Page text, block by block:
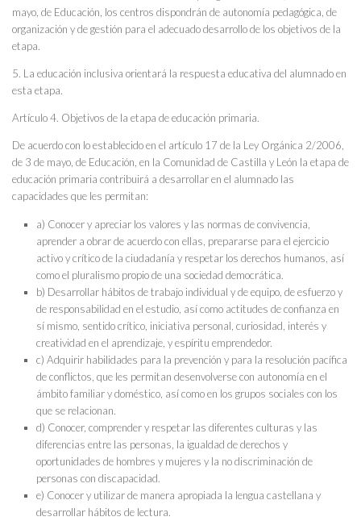
mayo, de Educación, los centros dispondrán de autonomía pedagógica, de
organización y de gestión para el adecuado desarrollo de los objetivos de la
etapa.
5. La educación inclusiva orientará la respuesta educativa del alumnado en
esta etapa.
Artículo 4. Objetivos de la etapa de educación primaria.
De acuerdo con lo establecido en el artículo 17 de la Ley Orgánica 2/2006,
de 3 de mayo, de Educación, en la Comunidad de Castilla y León la etapa de
educación primaria contribuirá a desarrollar en el alumnado las
capacidades que les permitan:
a) Conocer y apreciar los valores y las normas de convivencia,
aprender a obrar de acuerdo con ellas, prepararse para el ejercicio
activo y crítico de la ciudadanía y respetar los derechos humanos, así
como el pluralismo propio de una sociedad democrática.
b) Desarrollar hábitos de trabajo individual y de equipo, de esfuerzo y
de responsabilidad en el estudio, así como actitudes de confianza en
sí mismo, sentido crítico, iniciativa personal, curiosidad, interés y
creatividad en el aprendizaje, y espíritu emprendedor.
c) Adquirir habilidades para la prevención y para la resolución pacífica
de conflictos, que les permitan desenvolverse con autonomía en el
ámbito familiar y doméstico, así como en los grupos sociales con los
que se relacionan.
d) Conocer, comprender y respetar las diferentes culturas y las
diferencias entre las personas, la igualdad de derechos y
oportunidades de hombres y mujeres y la no discriminación de
personas con discapacidad.
e) Conocer y utilizar de manera apropiada la lengua castellana y
desarrollar hábitos de lectura.